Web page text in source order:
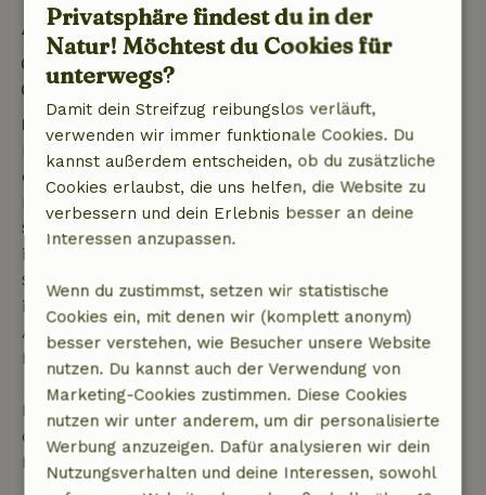
Aufenthaltsdetails
Anreise: 15:00- 20:00
Abreise: 07:00- 11:00
Kostenlose Stornierung innerhalb von 7 Tagen
Kostenlose Stornierung innerhalb von 7 Tagen nach
deiner Buchungsbestätigung, sofern die
Buchungsanfrage mehr als 28 Tage vor dem
Startdatum gestellt wurde. Bei Buchungen, die
innerhalb von 28 Tagen beginnen, gilt die kostenlose
Stornierung innerhalb von 24 Stunden. Wenn du
innerhalb der angegebenen Frist stornierst, hast du
Anspruch auf eine vollständige Rückerstattung des
Buchungsbetrags.
Danach erhältst du eine teilweise Rückerstattung
der Reisekosten und eine 100-prozentige
Rückerstattung der Anzahlung:
Privatsphäre findest du in der
Natur! Möchtest du Cookies für
unterwegs?
Damit dein Streifzug reibungslos verläuft,
verwenden wir immer funktionale Cookies. Du
kannst außerdem entscheiden, ob du zusätzliche
Cookies erlaubst, die uns helfen, die Website zu
verbessern und dein Erlebnis besser an deine
Interessen anzupassen.
Wenn du zustimmst, setzen wir statistische
Cookies ein, mit denen wir (komplett anonym)
besser verstehen, wie Besucher unsere Website
nutzen. Du kannst auch der Verwendung von
Marketing-Cookies zustimmen. Diese Cookies
nutzen wir unter anderem, um dir personalisierte
Werbung anzuzeigen. Dafür analysieren wir dein
Nutzungsverhalten und deine Interessen, sowohl